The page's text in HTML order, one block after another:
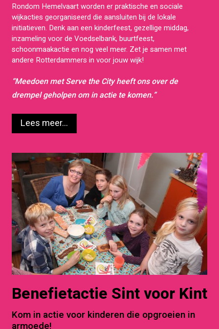
Rondom Hemelvaart worden er praktische en sociale
wijkacties georganiseerd die aansluiten bij de lokale
initiatieven. Denk aan een kinderfeest, gezellige middag,
inzameling voor de Voedselbank, buurtfeest,
schoonmaakactie en nog veel meer. Zet je samen met
andere Rotterdammers in voor jouw wijk!
“Meedoen met Serve the City heeft ons over de
drempel geholpen om in actie te komen.”
Lees meer...
Benefietactie Sint voor Kint
Kom in actie voor kinderen die opgroeien in
armoede!